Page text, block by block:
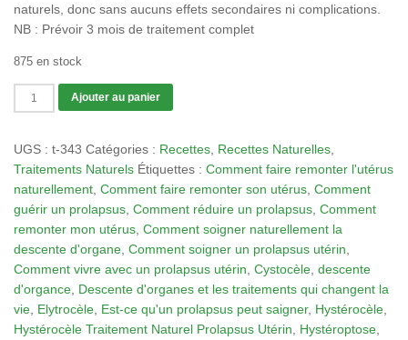
naturels, donc sans aucuns effets secondaires ni complications.
NB : Prévoir 3 mois de traitement complet
875 en stock
quantité
de
343
Hystérocèle
Traitement
Naturel
Prolapsus
Utérin
Ajouter au panier
UGS : t-343 Catégories : Recettes Recettes Naturelles
Traitements Naturels Étiquettes : Comment faire remonter l'utérus
naturellement Comment faire remonter son utérus Comment
guérir un prolapsus Comment réduire un prolapsus Comment
remonter mon utérus Comment soigner naturellement la
descente d'organe Comment soigner un prolapsus utérin
Comment vivre avec un prolapsus utérin Cystocèle descente
d'organce Descente d'organes et les traitements qui changent la
vie Elytrocèle Est-ce qu'un prolapsus peut saigner, Hystérocèle
Hystérocèle Traitement Naturel Prolapsus Utérin
Hystéroptose